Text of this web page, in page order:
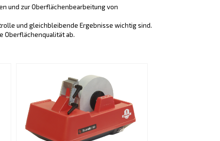
und zur Oberflächenbearbeitung von
und gleichbleibende Ergebnisse wichtig sind.
Oberflächenqualität ab.